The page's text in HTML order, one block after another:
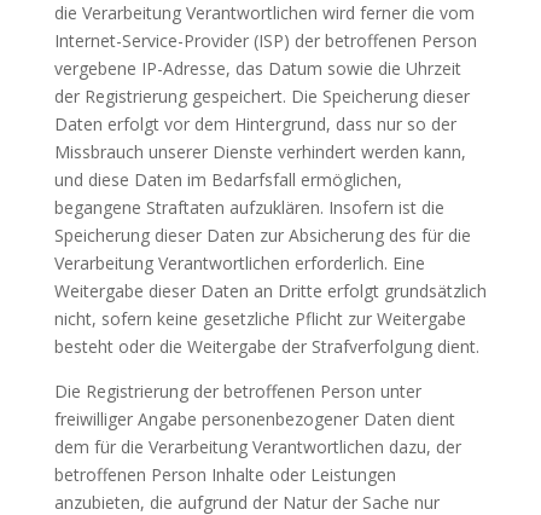
die Verarbeitung Verantwortlichen wird ferner die vom
Internet-Service-Provider (ISP) der betroffenen Person
vergebene IP-Adresse, das Datum sowie die Uhrzeit
der Registrierung gespeichert. Die Speicherung dieser
Daten erfolgt vor dem Hintergrund, dass nur so der
Missbrauch unserer Dienste verhindert werden kann,
und diese Daten im Bedarfsfall ermöglichen,
begangene Straftaten aufzuklären. Insofern ist die
Speicherung dieser Daten zur Absicherung des für die
Verarbeitung Verantwortlichen erforderlich. Eine
Weitergabe dieser Daten an Dritte erfolgt grundsätzlich
nicht, sofern keine gesetzliche Pflicht zur Weitergabe
besteht oder die Weitergabe der Strafverfolgung dient.
Die Registrierung der betroffenen Person unter
freiwilliger Angabe personenbezogener Daten dient
dem für die Verarbeitung Verantwortlichen dazu, der
betroffenen Person Inhalte oder Leistungen
anzubieten, die aufgrund der Natur der Sache nur